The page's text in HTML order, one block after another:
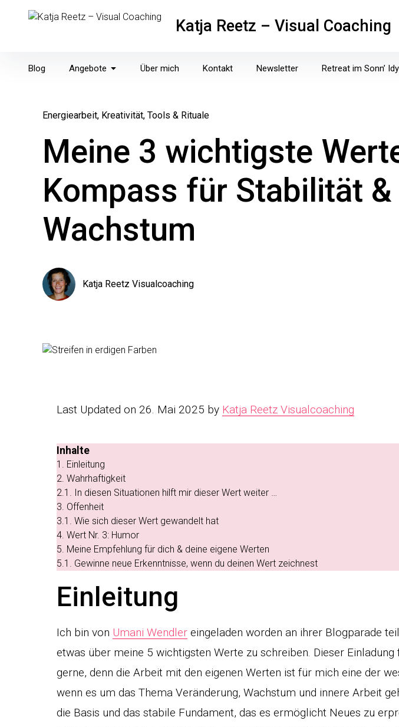
überspringen
Katja Reetz – Visual Coaching
Blog Angebote Über mich Kontakt Newsletter Retreat im Sonn’
Energiearbeit Kreativität Tools & Rituale
Meine 3 wichtigste
Kompass für Stabilität &
Wachstum
Katja Reetz Visualcoaching
Last Updated on 26. Mai 2025 by Katja Reetz Visualcoaching
Inhalte
1. Einleitung
2. Wahrhaftigkeit
2.1. In diesen Situationen hilft mir dieser Wert weiter …
3. Offenheit
3.1. Wie sich dieser Wert gewandelt hat
4. Wert Nr. 3: Humor
5. Meine Empfehlung für dich & deine eigene Werten
5.1. Gewinne neue Erkenntnisse, wenn du deinen Wert zeichnest
Einleitung
Ich bin von Umani Wendler eingeladen worden an ihrer Blogparade
etwas über meine 5 wichtigsten Werte zu schreiben. Dieser
gerne, denn die Arbeit mit den eigenen Werten ist für mich eine der
wenn es um das Thema Veränderung, Wachstum und innere Arbeit
die Basis und das stabile Fundament, das es ermöglicht Neues zu